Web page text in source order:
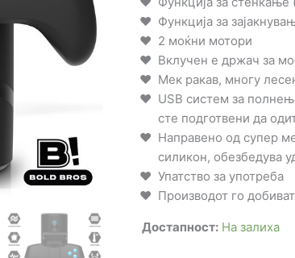
Функција за
2 моќни мотори
Вклучен е држач за
Мек ракав, многу
USB систем за
сте подготвени да
Направено од супер
силикон, обезбедува
Упатство за употреба
Производот го
Достапност: На залиха